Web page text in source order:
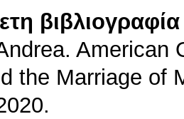
βιβλιογραφία
American
the Marriage of